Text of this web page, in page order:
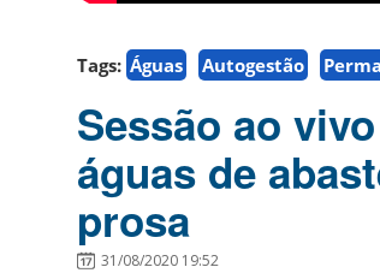
Tags: Águas Autogestão
Sessão ao
águas de
prosa
31/08/2020 19:52